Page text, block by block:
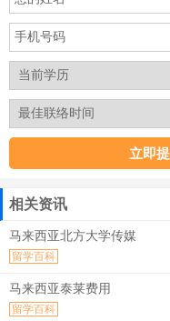
相关资讯
马来西亚北方大学传媒
留学百科
马来西亚泰莱费用
留学百科